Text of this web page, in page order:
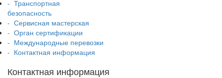
- Транспортная
безопасность
- Сервисная мастерская
- Орган сертификации
- Международные перевозки
- Контактная информация
Контактная информация